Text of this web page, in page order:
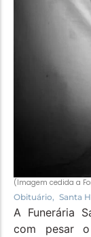
(Imagem cedida a
Obituário, Santa
A Funerária
com pesar